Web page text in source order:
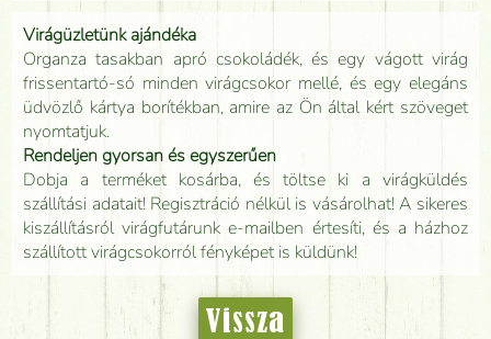
Virágüzletünk ajándéka
Organza tasakban apró csokoládék, és egy vágott virág
frissentartó-só minden virágcsokor mellé, és egy elegáns
üdvözlő kártya borítékban, amire az Ön által kért szöveget
nyomtatjuk.
Rendeljen gyorsan és egyszerűen
Dobja a terméket kosárba, és töltse ki a virágküldés
szállítási adatait! Regisztráció nélkül is vásárolhat! A sikeres
kiszállításról virágfutárunk e-mailben értesíti, és a házhoz
szállított virágcsokorról fényképet is küldünk!
Vissza